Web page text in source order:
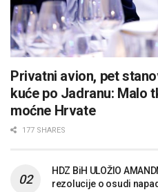
Privatni avion, pet
kuće po Jadranu: Malo
moćne Hrvate
177 SHARES
HDZ BiH ULOŽIO
rezolucije o osudi